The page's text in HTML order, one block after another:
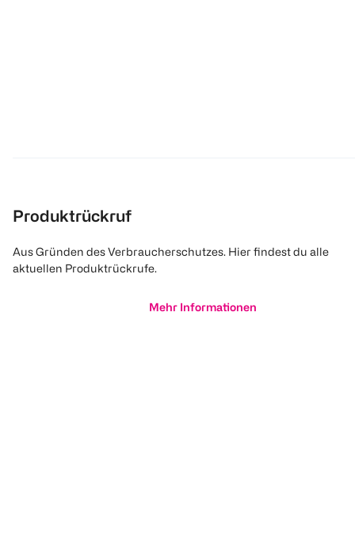
Produktrückruf
Aus Gründen des Verbraucherschutzes. Hier findest du alle
aktuellen Produktrückrufe.
Mehr Informationen